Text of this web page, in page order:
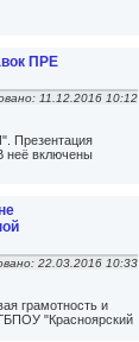
ПРЕ
11.12.2016 10:12
Презентация
неё включены
22.03.2016 10:33
грамотность и
"Красноярский